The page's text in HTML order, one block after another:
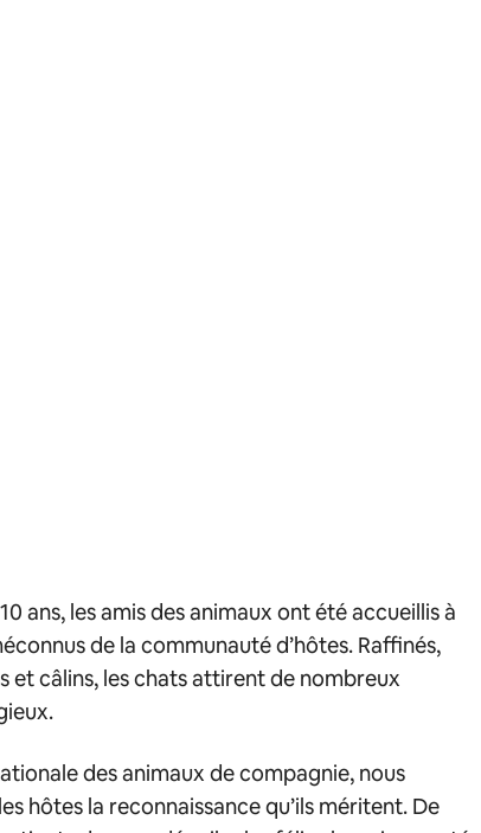
ans, les amis des animaux ont été accueillis à
de la communauté d’hôtes. Raffinés,
et câlins, les chats attirent de nombreux
des animaux de compagnie, nous
hôtes la reconnaissance qu’ils méritent. De